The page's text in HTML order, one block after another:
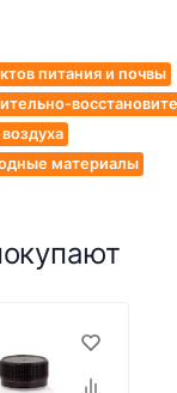
питания и почвы
материалы